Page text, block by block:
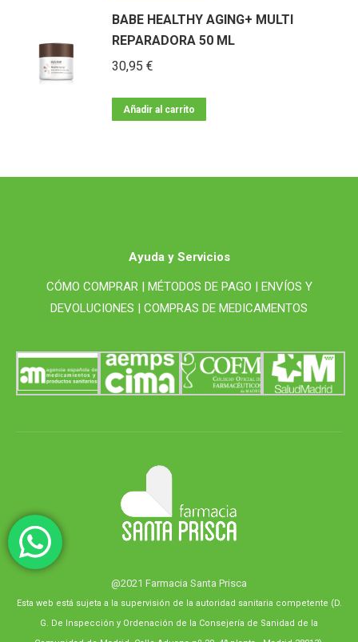
BABE HEALTHY AGING+ MULTI
REPARADORA 50 ML
30,95 €
Añadir al carrito
Ayuda y Servicios
CÓMO COMPRAR | MÉTODOS DE PAGO | ENVÍOS Y
DEVOLUCIONES | COMPRAS DE MEDICAMENTOS
@2021 Farmacia Santa Prisca
Esta web está sujeta a la supervisión de la autoridad sanitaria competente (D.
G. De Inspección y Ordenación de la Consejería de Sanidad de la